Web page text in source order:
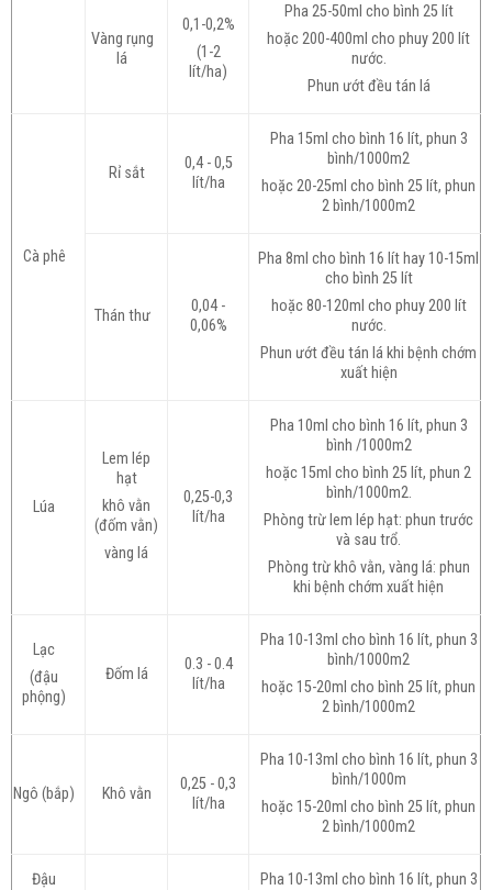
Vàng rụng
lá
0,1-0,2%
(1-2
lít/ha)
Pha 25-50ml cho bình 25 lít
hoặc 200-400ml cho phuy 200 lít
nước.
Phun ướt đều tán lá
Cà phê
Rỉ sắt
0,4 - 0,5
lít/ha
Pha 15ml cho bình 16 lít, phun 3
bình/1000m2
hoặc 20-25ml cho bình 25 lít, phun
2 bình/1000m2
Thán thư
0,04 -
0,06%
Pha 8ml cho bình 16 lít hay 10-15ml
cho bình 25 lít
hoặc 80-120ml cho phuy 200 lít
nước.
Phun ướt đều tán lá khi bệnh chớm
xuất hiện
Lúa
Lem lép
hạt
khô vằn
(đốm vằn)
vàng lá
0,25-0,3
lít/ha
Pha 10ml cho bình 16 lít, phun 3
bình /1000m2
hoặc 15ml cho bình 25 lít, phun 2
bình/1000m2.
Phòng trừ lem lép hạt: phun trước
và sau trổ.
Phòng trừ khô vằn, vàng lá: phun
khi bệnh chớm xuất hiện
Lạc
(đậu
phộng)
Đốm lá
0.3 - 0.4
lít/ha
Pha 10-13ml cho bình 16 lít, phun 3
bình/1000m2
hoặc 15-20ml cho bình 25 lít, phun
2 bình/1000m2
Ngô (bắp) Khô vằn
0,25 - 0,3
lít/ha
Pha 10-13ml cho bình 16 lít, phun 3
bình/1000m
hoặc 15-20ml cho bình 25 lít, phun
2 bình/1000m2
Đậu
Pha 10-13ml cho bình 16 lít, phun 3